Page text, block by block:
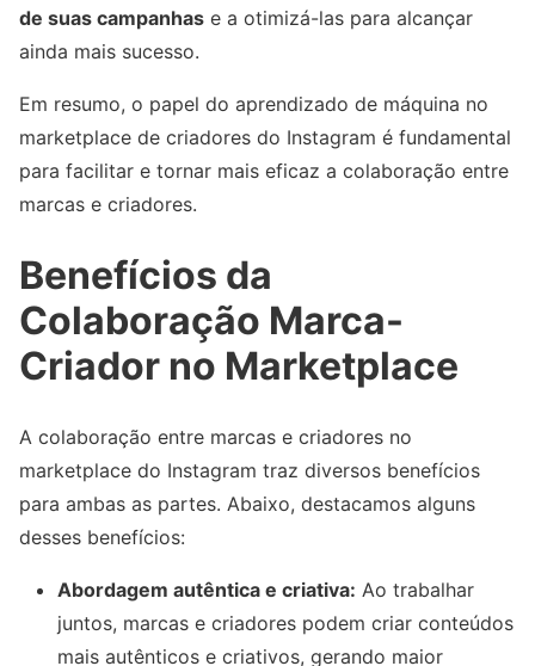
de suas campanhas e a otimizá-las para alcançar
ainda mais sucesso.
Em resumo, o papel do aprendizado de máquina no
marketplace de criadores do Instagram é fundamental
para facilitar e tornar mais eficaz a colaboração entre
marcas e criadores.
Benefícios da
Colaboração Marca-
Criador no Marketplace
A colaboração entre marcas e criadores no
marketplace do Instagram traz diversos benefícios
para ambas as partes. Abaixo, destacamos alguns
desses benefícios:
Abordagem autêntica e criativa: Ao trabalhar
juntos, marcas e criadores podem criar conteúdos
mais autênticos e criativos, gerando maior